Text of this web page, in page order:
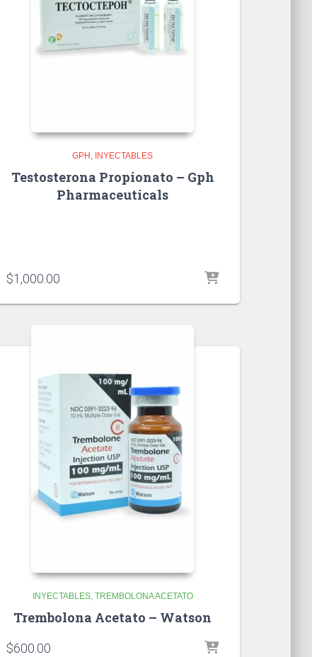
GPH INYECTABLES
Testosterona Propionato – Gph
Pharmaceuticals
$1,000.00
INYECTABLES TREMBOLONA ACETATO
Trembolona Acetato – Watson
$600.00